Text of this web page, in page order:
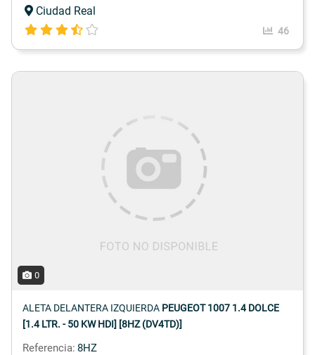
Ciudad Real
46
0
ALETA DELANTERA IZQUIERDA PEUGEOT 1007 1.4 DOLCE
[1.4 LTR. - 50 KW HDI] [8HZ (DV4TD)]
Referencia: 8HZ